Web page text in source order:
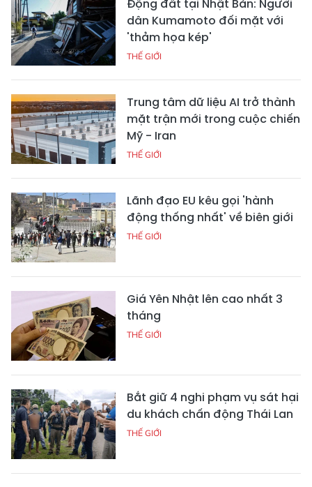
Động đất tại Nhật Bản: Người
dân Kumamoto đối mặt với
'thảm họa kép'
THẾ GIỚI
Trung tâm dữ liệu AI trở thành
mặt trận mới trong cuộc chiến
Mỹ - Iran
THẾ GIỚI
Lãnh đạo EU kêu gọi 'hành
động thống nhất' về biên giới
THẾ GIỚI
Giá Yên Nhật lên cao nhất 3
tháng
THẾ GIỚI
Bắt giữ 4 nghi phạm vụ sát hại
du khách chấn động Thái Lan
THẾ GIỚI